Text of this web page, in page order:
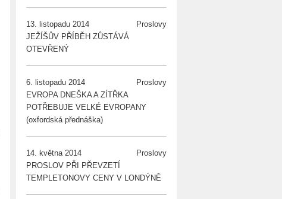
13. listopadu 2014
Proslovy
JEŽÍŠŮV PŘÍBĚH ZŮSTÁVÁ
OTEVŘENÝ
6. listopadu 2014
Proslovy
EVROPA DNEŠKA A ZÍTŘKA
POTŘEBUJE VELKÉ EVROPANY
(oxfordská přednáška)
14. května 2014
Proslovy
PROSLOV PŘI PŘEVZETÍ
TEMPLETONOVY CENY V LONDÝNĚ